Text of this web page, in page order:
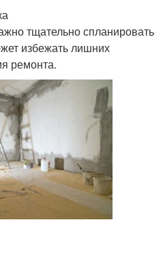
тщательно спланировать
избежать лишних
ремонта.